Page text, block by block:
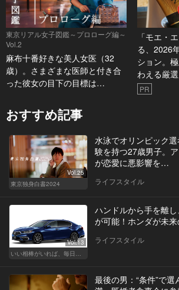
東京リアル女子図鑑～プロローグ編～
Vol.2
麻布十番好きな美人女医（32
歳）。さまざまな医師と付き合
った彼女の目下の目標は…
「モエ・
る、2026
ション。
わえる厳
PR
おすすめ記事
Vol.25
東京独身白書2024
水泳でオリンピック
験を持つ27歳男子。
が恋愛に悪影響を…
ライフスタイル
Vol.13
いい相棒がいれば、毎日が楽しい。クルマがあるとできること
ハンドルから手を離
が可能！ホンダが未来
ライフスタイル
最後の男：“条件”で